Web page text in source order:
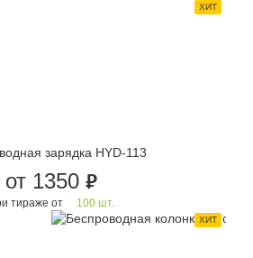
ХИТ
зарядка HYD-113
от 1350 руб.
тираже от 100 шт.
ХИТ